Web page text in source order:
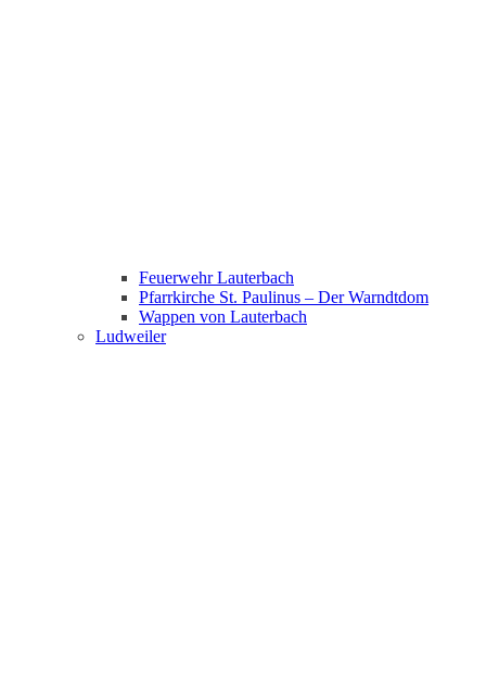
Feuerwehr Lauterbach
Pfarrkirche St. Paulinus – Der Warndtdom
Wappen von Lauterbach
Ludweiler